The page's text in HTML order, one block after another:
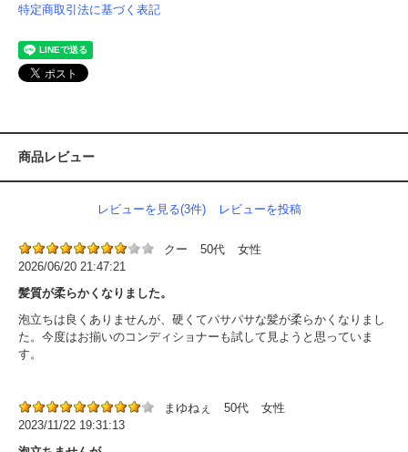
特定商取引法に基づく表記
商品レビュー
レビューを見る(3件) レビューを投稿
クー 50代
女性
2026/06/20 21:47:21
髪質が柔らかくなりました。
泡立ちは良くありませんが、硬くてパサパサな髪が柔らかくなりまし
た。今度はお揃いのコンディショナーも試して見ようと思っていま
す。
まゆねぇ 50代
女性
2023/11/22 19:31:13